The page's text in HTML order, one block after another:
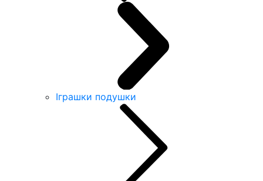
Іграшки подушки